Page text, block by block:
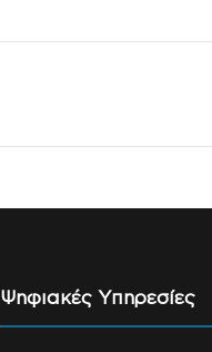
Ψηφιακές Υπηρεσίες